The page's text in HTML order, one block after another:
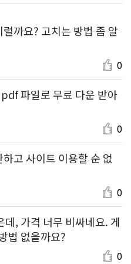
까요? 고치는 방법 좀 알
0
파일로 무료 다운 받아
0
고 사이트 이용할 순 없
0
, 가격 너무 비싸네요. 게
법 없을까요?
0